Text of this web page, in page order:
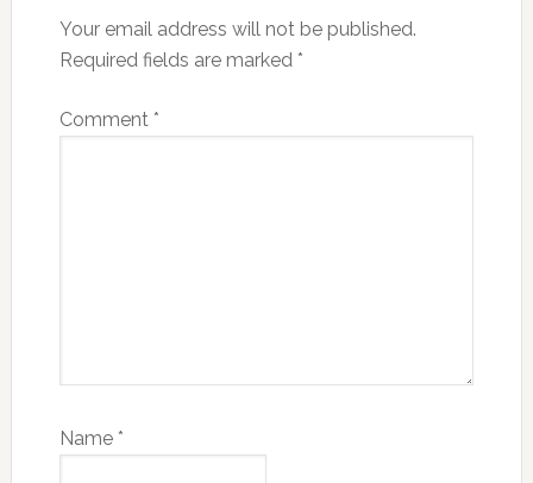
Your email address will not be published.
Required fields are marked *
Comment *
Name *